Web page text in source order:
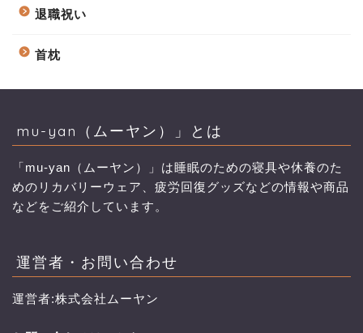
退職祝い
首枕
mu-yan（ムーヤン）」とは
「mu-yan（ムーヤン）」は睡眠のための寝具や休養のた
めのリカバリーウェア、疲労回復グッズなどの情報や商品
などをご紹介しています。
運営者・お問い合わせ
運営者:株式会社ムーヤン